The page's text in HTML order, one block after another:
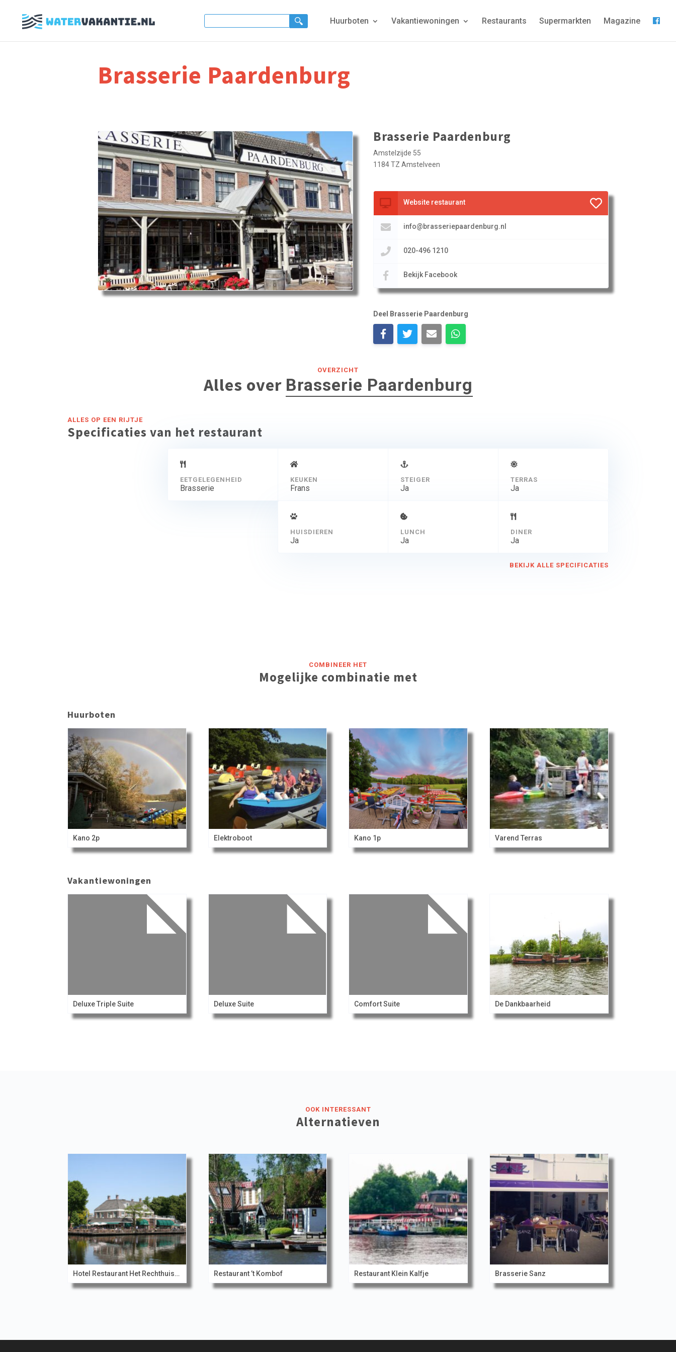
Huurboten Vakantiewoningen Restaurants Supermarkten Magazine
Brasserie Paardenburg
Brasserie Paardenburg
Amstelzijde 55
1184 TZ Amstelveen
Website restaurant
info@brasseriepaardenburg.nl
020-496 1210
Bekijk Facebook
Deel Brasserie Paardenburg
OVERZICHT
Alles over Brasserie Paardenburg
ALLES OP EEN RIJTJE
Specificaties van het restaurant
EETGELEGENHEID
Brasserie
KEUKEN
Frans
STEIGER
Ja
TERRAS
Ja
HUISDIEREN
Ja
LUNCH
Ja
DINER
Ja
BEKIJK ALLE SPECIFICATIES
COMBINEER HET
Mogelijke combinatie met
Huurboten
Kano 2p Elektroboot Kano 1p Varend Terras
Vakantiewoningen
Deluxe Triple Suite Deluxe Suite Comfort Suite De Dankbaarheid
OOK INTERESSANT
Alternatieven
Hotel Restaurant Het Rechthuis aan den Amstel Restaurant ’t Kombof Restaurant Klein Kalfje Brasserie Sanz